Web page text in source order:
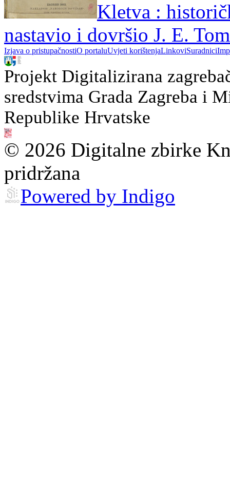
Kletva :
nastavio i dovršio J. E.
Izjava o pristupačnostiO portaluUvjeti korištenjaLinkoviSuradnici
Projekt Digitalizirana
sredstvima Grada Zagreba i
Republike Hrvatske
© 2026 Digitalne zbirke
pridržana
Powered by Indigo